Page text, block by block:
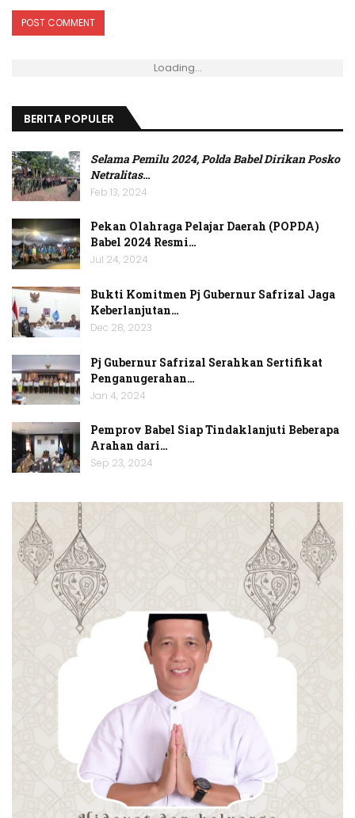
Loading...
BERITA POPULER
Selama Pemilu 2024, Polda Babel Dirikan Posko
Netralitas…
Feb 13, 2024
Pekan Olahraga Pelajar Daerah (POPDA)
Babel 2024 Resmi…
Jul 24, 2024
Bukti Komitmen Pj Gubernur Safrizal Jaga
Keberlanjutan…
Dec 28, 2023
Pj Gubernur Safrizal Serahkan Sertifikat
Penganugerahan…
Jan 4, 2024
Pemprov Babel Siap Tindaklanjuti Beberapa
Arahan dari…
Sep 23, 2024